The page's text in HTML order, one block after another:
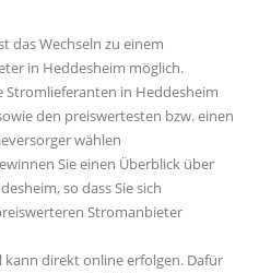
das Wechseln zu einem
in Heddesheim möglich.
Stromlieferanten in Heddesheim
den preiswertesten bzw. einen
wählen
Sie einen Überblick über
so dass Sie sich
Stromanbieter
kann direkt online erfolgen. Dafür